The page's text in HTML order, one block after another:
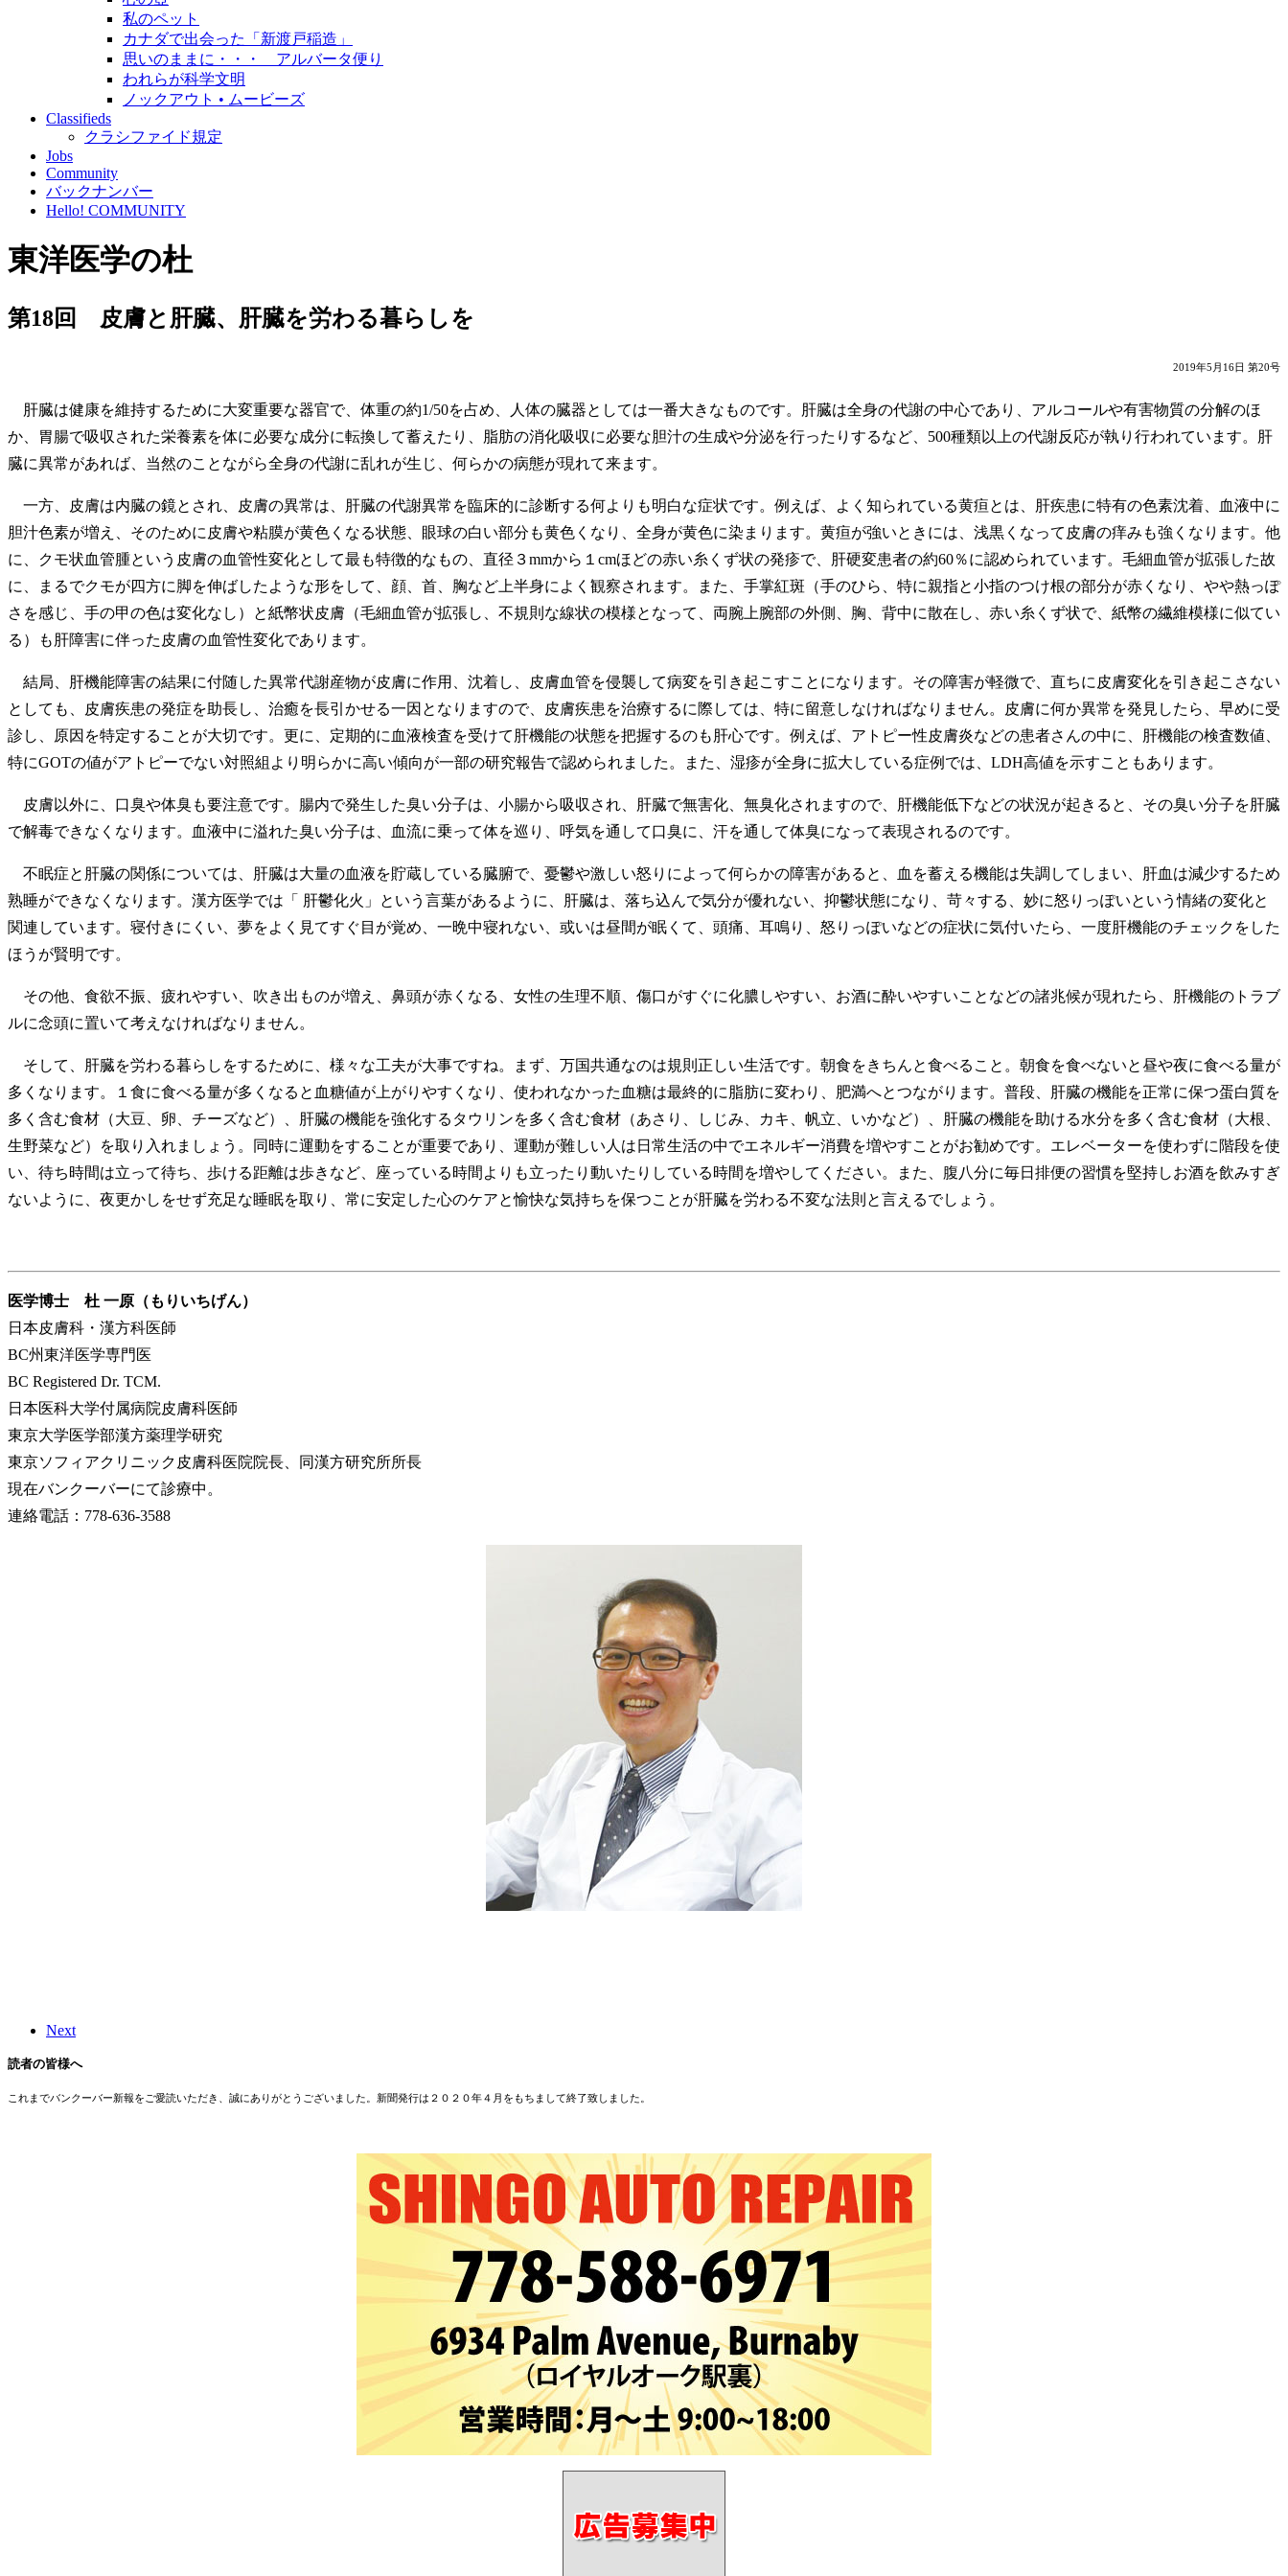
私のペット
カナダで出会った「新渡戸稲造」
思いのままに・・・ アルバータ便り
われらが科学文明
ノックアウト • ムービーズ
Classifieds
クラシファイド規定
Jobs
Community
バックナンバー
Hello! COMMUNITY
東洋医学の杜
第18回 皮膚と肝臓、肝臓を労わる暮らしを
2019年5月16日 第20号
肝臓は健康を維持するために大変重要な器官で、体重の約1/50を占め、人体の臓器としては一番大きなものです。肝臓は全身の代謝の中心であり、アルコールや有害物質の分解のほ
か、胃腸で吸収された栄養素を体に必要な成分に転換して蓄えたり、脂肪の消化吸収に必要な胆汁の生成や分泌を行ったりするなど、500種類以上の代謝反応が執り行われています。肝
臓に異常があれば、当然のことながら全身の代謝に乱れが生じ、何らかの病態が現れて来ます。
一方、皮膚は内臓の鏡とされ、皮膚の異常は、肝臓の代謝異常を臨床的に診断する何よりも明白な症状です。例えば、よく知られている黄疸とは、肝疾患に特有の色素沈着、血液中に
胆汁色素が増え、そのために皮膚や粘膜が黄色くなる状態、眼球の白い部分も黄色くなり、全身が黄色に染まります。黄疸が強いときには、浅黒くなって皮膚の痒みも強くなります。他
に、クモ状血管腫という皮膚の血管性変化として最も特徴的なもの、直径３mmから１cmほどの赤い糸くず状の発疹で、肝硬変患者の約60％に認められています。毛細血管が拡張した故
に、まるでクモが四方に脚を伸ばしたような形をして、顔、首、胸など上半身によく観察されます。また、手掌紅斑（手のひら、特に親指と小指のつけ根の部分が赤くなり、やや熱っぽ
さを感じ、手の甲の色は変化なし）と紙幣状皮膚（毛細血管が拡張し、不規則な線状の模様となって、両腕上腕部の外側、胸、背中に散在し、赤い糸くず状で、紙幣の繊維模様に似てい
る）も肝障害に伴った皮膚の血管性変化であります。
結局、肝機能障害の結果に付随した異常代謝産物が皮膚に作用、沈着し、皮膚血管を侵襲して病変を引き起こすことになります。その障害が軽微で、直ちに皮膚変化を引き起こさない
としても、皮膚疾患の発症を助長し、治癒を長引かせる一因となりますので、皮膚疾患を治療するに際しては、特に留意しなければなりません。皮膚に何か異常を発見したら、早めに受
診し、原因を特定することが大切です。更に、定期的に血液検査を受けて肝機能の状態を把握するのも肝心です。例えば、アトピー性皮膚炎などの患者さんの中に、肝機能の検査数値、
特にGOTの値がアトピーでない対照組より明らかに高い傾向が一部の研究報告で認められました。また、湿疹が全身に拡大している症例では、LDH高値を示すこともあります。
皮膚以外に、口臭や体臭も要注意です。腸内で発生した臭い分子は、小腸から吸収され、肝臓で無害化、無臭化されますので、肝機能低下などの状況が起きると、その臭い分子を肝臓
で解毒できなくなります。血液中に溢れた臭い分子は、血流に乗って体を巡り、呼気を通して口臭に、汗を通して体臭になって表現されるのです。
不眠症と肝臓の関係については、肝臓は大量の血液を貯蔵している臓腑で、憂鬱や激しい怒りによって何らかの障害があると、血を蓄える機能は失調してしまい、肝血は減少するため
熟睡ができなくなります。漢方医学では「 肝鬱化火」という言葉があるように、肝臓は、落ち込んで気分が優れない、抑鬱状態になり、苛々する、妙に怒りっぽいという情緒の変化と
関連しています。寝付きにくい、夢をよく見てすぐ目が覚め、一晩中寝れない、或いは昼間が眠くて、頭痛、耳鳴り、怒りっぽいなどの症状に気付いたら、一度肝機能のチェックをした
ほうが賢明です。
その他、食欲不振、疲れやすい、吹き出ものが増え、鼻頭が赤くなる、女性の生理不順、傷口がすぐに化膿しやすい、お酒に酔いやすいことなどの諸兆候が現れたら、肝機能のトラブ
ルに念頭に置いて考えなければなりません。
そして、肝臓を労わる暮らしをするために、様々な工夫が大事ですね。まず、万国共通なのは規則正しい生活です。朝食をきちんと食べること。朝食を食べないと昼や夜に食べる量が
多くなります。１食に食べる量が多くなると血糖値が上がりやすくなり、使われなかった血糖は最終的に脂肪に変わり、肥満へとつながります。普段、肝臓の機能を正常に保つ蛋白質を
多く含む食材（大豆、卵、チーズなど）、肝臓の機能を強化するタウリンを多く含む食材（あさり、しじみ、カキ、帆立、いかなど）、肝臓の機能を助ける水分を多く含む食材（大根、
生野菜など）を取り入れましょう。同時に運動をすることが重要であり、運動が難しい人は日常生活の中でエネルギー消費を増やすことがお勧めです。エレベーターを使わずに階段を使
い、待ち時間は立って待ち、歩ける距離は歩きなど、座っている時間よりも立ったり動いたりしている時間を増やしてください。また、腹八分に毎日排便の習慣を堅持しお酒を飲みすぎ
ないように、夜更かしをせず充足な睡眠を取り、常に安定した心のケアと愉快な気持ちを保つことが肝臓を労わる不変な法則と言えるでしょう。
医学博士 杜 一原（もりいちげん）
日本皮膚科・漢方科医師
BC州東洋医学専門医
BC Registered Dr. TCM.
日本医科大学付属病院皮膚科医師
東京大学医学部漢方薬理学研究
東京ソフィアクリニック皮膚科医院院長、同漢方研究所所長
現在バンクーバーにて診療中。
連絡電話：778-636-3588
Next
読者の皆様へ
これまでバンクーバー新報をご愛読いただき、誠にありがとうございました。新聞発行は２０２０年４月をもちまして終了致しました。